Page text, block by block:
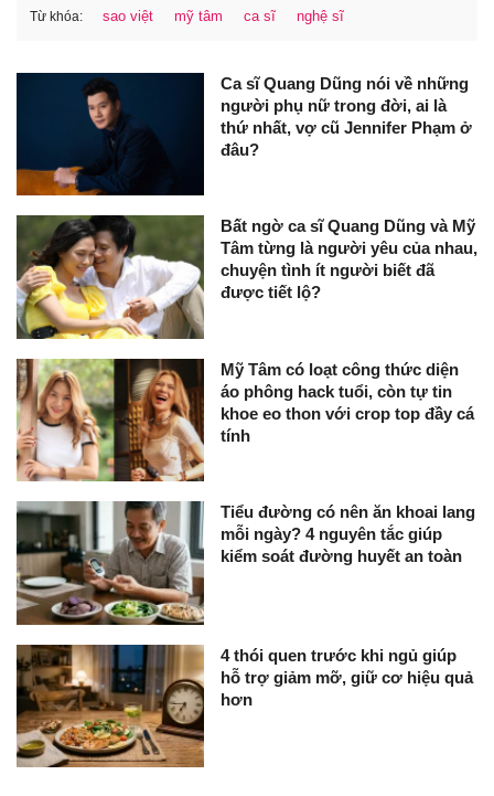
Từ khóa: sao việt mỹ tâm ca sĩ nghệ sĩ
Ca sĩ Quang Dũng nói về những
người phụ nữ trong đời, ai là
thứ nhất, vợ cũ Jennifer Phạm ở
đâu?
Bất ngờ ca sĩ Quang Dũng và Mỹ
Tâm từng là người yêu của nhau,
chuyện tình ít người biết đã
được tiết lộ?
Mỹ Tâm có loạt công thức diện
áo phông hack tuổi, còn tự tin
khoe eo thon với crop top đầy cá
tính
Tiểu đường có nên ăn khoai lang
mỗi ngày? 4 nguyên tắc giúp
kiểm soát đường huyết an toàn
4 thói quen trước khi ngủ giúp
hỗ trợ giảm mỡ, giữ cơ hiệu quả
hơn